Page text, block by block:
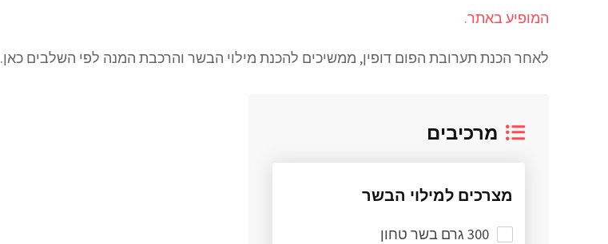
המופיע באתר.
לאחר הכנת תערובת הפום דופין, ממשיכים להכנת מילוי הבשר והרכבת המנה לפי השלבים כאן.
מרכיבים
מצרכים למילוי הבשר
300 גרם בשר טחון